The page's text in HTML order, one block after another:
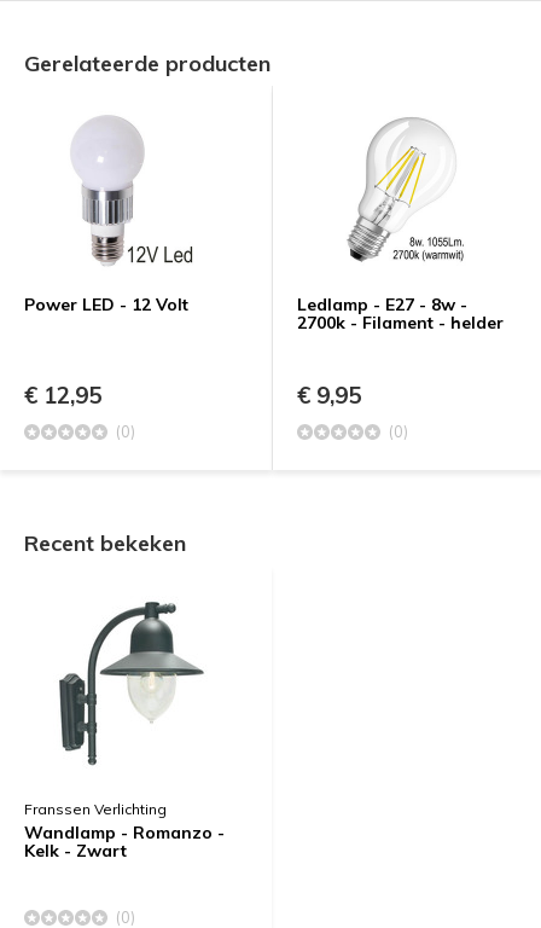
Gerelateerde producten
Power LED - 12 Volt
€ 12,95
(0)
Ledlamp - E27 - 8w -
2700k - Filament - helder
€ 9,95
(0)
Recent bekeken
Franssen Verlichting
Wandlamp - Romanzo -
Kelk - Zwart
(0)